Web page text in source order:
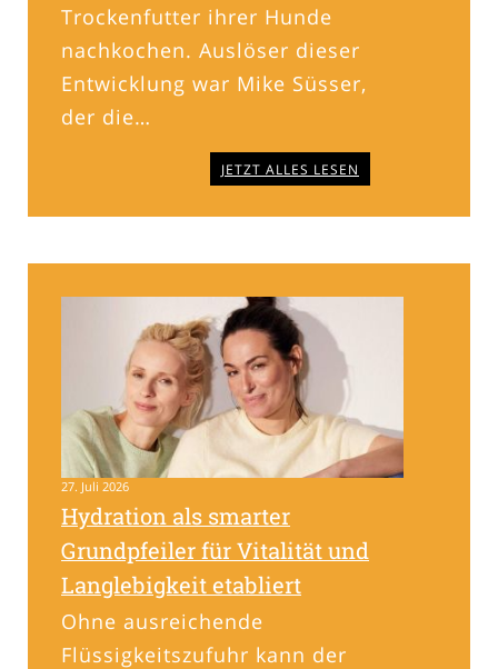
Trockenfutter ihrer Hunde
nachkochen. Auslöser dieser
Entwicklung war Mike Süsser,
der die…
JETZT ALLES LESEN
27. Juli 2026
Hydration als smarter
Grundpfeiler für Vitalität und
Langlebigkeit etabliert
Ohne ausreichende
Flüssigkeitszufuhr kann der